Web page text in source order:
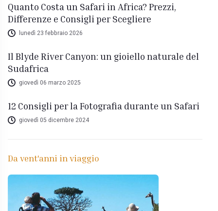
Quanto Costa un Safari in Africa? Prezzi,
Differenze e Consigli per Scegliere
lunedì 23 febbraio 2026
Il Blyde River Canyon: un gioiello naturale del
Sudafrica
giovedì 06 marzo 2025
12 Consigli per la Fotografia durante un Safari
giovedì 05 dicembre 2024
Da vent'anni in viaggio